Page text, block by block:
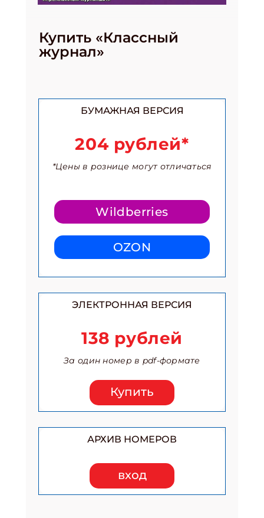
Купить «Классный
журнал»
БУМАЖНАЯ ВЕРСИЯ
204 рублей*
*Цены в рознице могут отличаться
Wildberries
OZON
ЭЛЕКТРОННАЯ ВЕРСИЯ
138 рублей
За один номер в pdf-формате
Купить
АРХИВ НОМЕРОВ
вход